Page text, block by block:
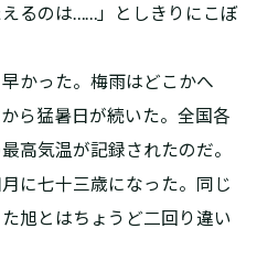
るのは……」としきりにこぼ
かった。梅雨はどこかへ
ら猛暑日が続いた。全国各
高気温が記録されたのだ。
に七十三歳になった。同じ
旭とはちょうど二回り違い